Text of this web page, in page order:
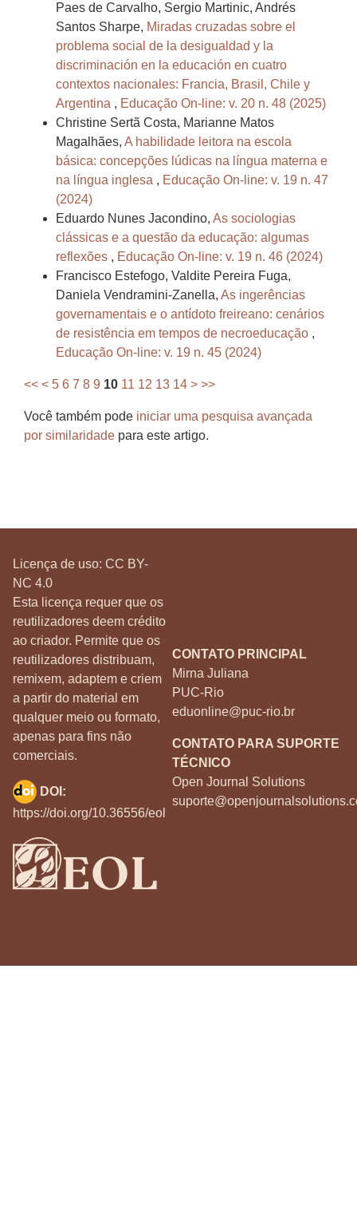
Paes de Carvalho, Sergio Martinic, Andrés
Santos Sharpe, Miradas cruzadas sobre el
problema social de la desigualdad y la
discriminación en la educación en cuatro
contextos nacionales: Francia, Brasil, Chile y
Argentina , Educação On-line: v. 20 n. 48 (2025)
Christine Sertã Costa, Marianne Matos
Magalhães, A habilidade leitora na escola
básica: concepções lúdicas na língua materna e
na língua inglesa , Educação On-line: v. 19 n. 47
(2024)
Eduardo Nunes Jacondino, As sociologias
clássicas e a questão da educação: algumas
reflexões , Educação On-line: v. 19 n. 46 (2024)
Francisco Estefogo, Valdite Pereira Fuga,
Daniela Vendramini-Zanella, As ingerências
governamentais e o antídoto freireano: cenários
de resistência em tempos de necroeducação ,
Educação On-line: v. 19 n. 45 (2024)
<< < 5 6 7 8 9 10 11 12 13 14 > >>
Você também pode iniciar uma pesquisa avançada
por similaridade para este artigo.
Licença de uso: CC BY-
NC 4.0
Esta licença requer que os
reutilizadores deem crédito
ao criador. Permite que os
reutilizadores distribuam,
remixem, adaptem e criem
a partir do material em
qualquer meio ou formato,
apenas para fins não
comerciais.
CONTATO PRINCIPAL
Mirna Juliana
PUC-Rio
eduonline@puc-rio.br
CONTATO PARA SUPORTE
TÉCNICO
Open Journal Solutions
DOI:
https://doi.org/10.36556/eol